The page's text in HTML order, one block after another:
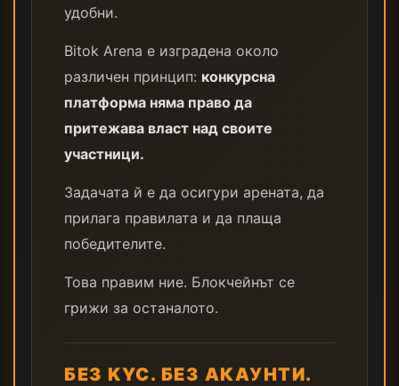
удобни.
Bitok Arena е изградена около
различен принцип: конкурсна
платформа няма право да
притежава власт над своите
участници.
Задачата й е да осигури арената, да
прилага правилата и да плаща
победителите.
Това правим ние. Блокчейнът се
грижи за останалото.
БЕЗ KYC. БЕЗ АКАУНТИ.